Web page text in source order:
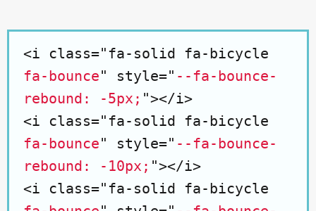
<i class="fa-solid fa-bicycle
fa-bounce" style=" --fa-bounce-
rebound: -5px; "></i>
<i class="fa-solid fa-bicycle
fa-bounce" style=" --fa-bounce-
rebound: -10px; "></i>
<i class="fa-solid fa-bicycle